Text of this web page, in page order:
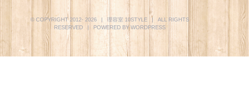
© COPYRIGHT 2012-2026 | 理容室 10STYLE | ALL RIGHTS
RESERVED | POWERED BYWORDPRESS